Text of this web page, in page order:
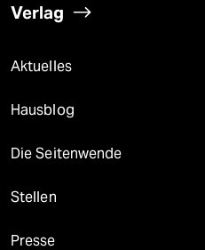
Verlag
Aktuelles
Hausblog
Die Seitenwende
Stellen
Presse